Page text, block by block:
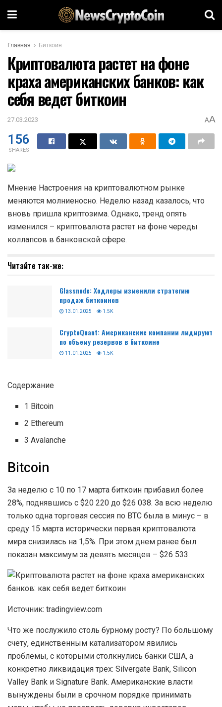
Главная Биткоин
Криптовалюта растет на фоне
краха американских банков: как
себя ведет биткоин
27.03.2023 AA
156
SHARES
Мнение Настроения на криптовалютном рынке
меняются молниеносно. Неделю назад казалось, что
вновь пришла криптозима. Однако, тренд опять
изменился – криптовалюта растет на фоне череды
коллапсов в банковской сфере.
Читайте так-же:
Glassnode: Ходлеры изменили стратегию
продаж биткоинов
13.01.2025 1.5K
CryptoQuant: Американские компании лидируют
по объему резервов в биткоине
11.01.2025 1.5K
Содержание
1 Bitcoin
2 Ethereum
3 Avalanche
Bitcoin
За неделю с 10 по 17 марта биткоин прибавил более
28%, поднявшись с $20 220 до $26 038. За всю неделю
только одна торговая сессия по BTC была в минус – в
среду 15 марта исторически первая криптовалюта
мира снизилась на 1,5%. При этом днем ранее был
показан максимум за девять месяцев – $26 533.
Источник: tradingview.com
Что же послужило столь бурному росту? По большому
счету, единственным катализатором явились
проблемы, с которыми столкнулись банки США, а
конкретно ликвидация трех: Silvergate Bank, Silicon
Valley Bank и Signature Bank. Американские власти
вынуждены были в срочном порядке принимать